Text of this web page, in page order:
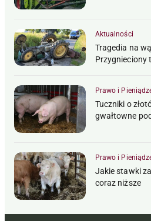
Aktualności
Tragedia na
Przygnieciony
Prawo i
Tuczniki o
gwałtowne
Prawo i
Jakie stawki
coraz niższe